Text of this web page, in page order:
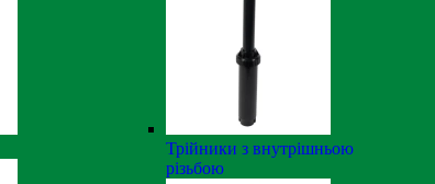
Трійники з внутрішньою
різьбою